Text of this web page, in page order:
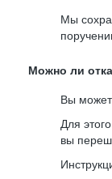
Мы
Можно ли
Вы
Для
вы